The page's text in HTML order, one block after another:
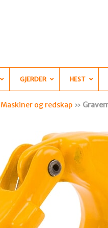
GJERDER HEST
Maskiner og redskap »